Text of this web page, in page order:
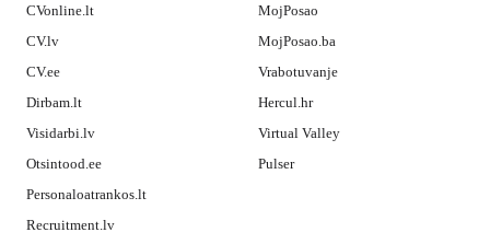
CVonline.lt
CV.lv
CV.ee
Dirbam.lt
Visidarbi.lv
Otsintood.ee
Personaloatrankos.lt
Recruitment.lv
MojPosao
MojPosao.ba
Vrabotuvanje
Hercul.hr
Virtual Valley
Pulser